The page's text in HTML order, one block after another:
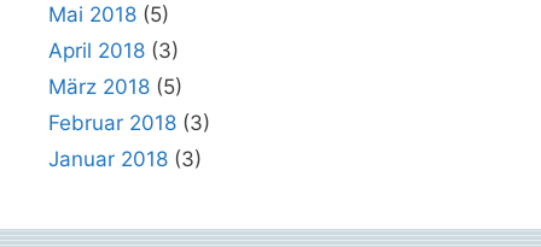
Mai 2018 (5)
April 2018 (3)
März 2018 (5)
Februar 2018 (3)
Januar 2018 (3)